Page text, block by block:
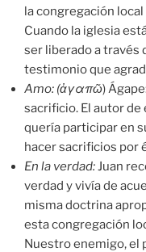
la congregación
Cuando la iglesia
ser liberado a través
testimonio que
Amo: (ἀγαπῶ)
sacrificio. El autor de
quería participar en
hacer sacrificios por
En la verdad:Juan
verdad y vivía de
misma doctrina
esta congregación
Nuestro enemigo, el